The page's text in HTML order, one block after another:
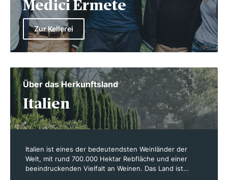
Medici Ermete
Zur Kellerei
Über das Herkunftsland
Italien
Italien ist eines der bedeutendsten Weinländer der
Welt, mit rund 700.000 Hektar Rebfläche und einer
beeindruckenden Vielfalt an Weinen. Das Land ist